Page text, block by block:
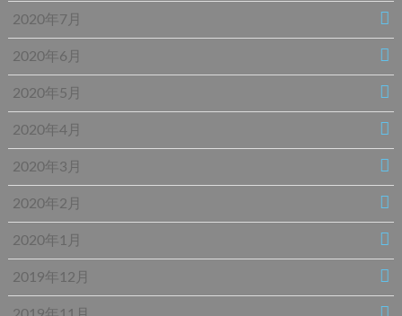
2020年7月
2020年6月
2020年5月
2020年4月
2020年3月
2020年2月
2020年1月
2019年12月